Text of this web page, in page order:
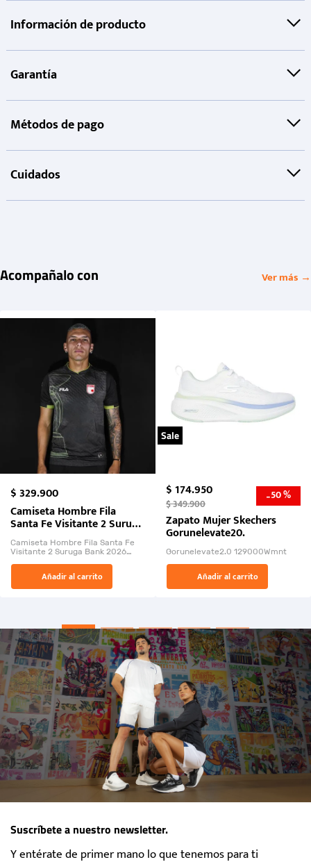
Información de producto
Garantía
Métodos de pago
Cuidados
Acompañalo con Ver más →
$329.900
Camiseta Hombre Fila
Santa Fe Visitante 2 Suruga
Bank 2026
Camiseta Hombre Fila Santa Fe
Visitante 2 Suruga Bank 2026
El Rugido del Sol Naciente:
“Primeros para la Et...
Añadir al carrito
Sale
$174.950
$349.900 -50 %
Zapato Mujer Skechers
Gorunelevate20.
Gorunelevate2.0 129000Wmnt
Añadir al carrito
Suscríbete a nuestro newsletter.
Y entérate de primer mano lo que tenemos para ti